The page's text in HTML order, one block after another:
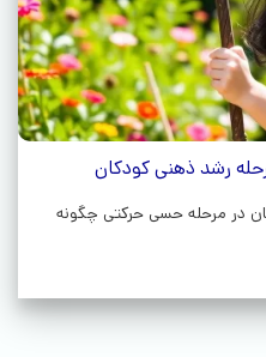
رشد ذهنی کودکان
در مرحله حسی حرکتی چگونه